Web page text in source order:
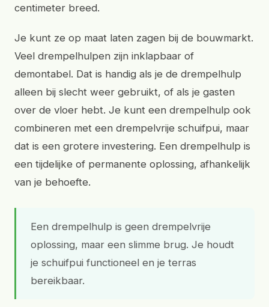
centimeter breed.
Je kunt ze op maat laten zagen bij de bouwmarkt.
Veel drempelhulpen zijn inklapbaar of
demontabel. Dat is handig als je de drempelhulp
alleen bij slecht weer gebruikt, of als je gasten
over de vloer hebt. Je kunt een drempelhulp ook
combineren met een drempelvrije schuifpui, maar
dat is een grotere investering. Een drempelhulp is
een tijdelijke of permanente oplossing, afhankelijk
van je behoefte.
Een drempelhulp is geen drempelvrije
oplossing, maar een slimme brug. Je houdt
je schuifpui functioneel en je terras
bereikbaar.